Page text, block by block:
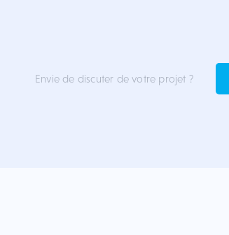
Envie de discuter de votre projet ?